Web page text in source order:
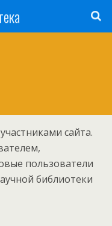
сайта.
пользователи
библиотеки